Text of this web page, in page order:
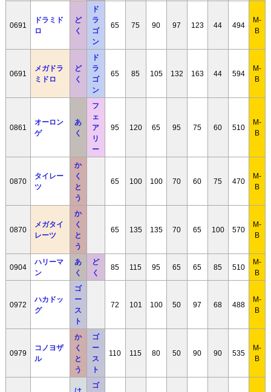
0691
ドラミド
ロ
ど
く
ド
ラ
ゴ
ン
65 75 90 97 123 44 494
M-
B
0691
メガドラ
ミドロ
ど
く
ド
ラ
ゴ
ン
65 85 105 132 163 44 594
M-
B
0861
オーロン
ゲ
あ
く
フ
ェ
ア
リ
ー
95 120 65 95 75 60 510
M-
B
0870
タイレー
ツ
か
く
と
う
65 100 100 70 60 75 470
M-
B
0870
メガタイ
レーツ
か
く
と
う
65 135 135 70 65 100 570
M-
B
0904
ハリーマ
ン
あ
く
ど
く
85 115 95 65 65 85 510
M-
B
0972
ハカドッ
グ
ゴ
ー
ス
ト
72 101 100 50 97 68 488
M-
B
0979
コノヨザ
ル
か
く
と
う
ゴ
ー
ス
ト
110 115 80 50 90 90 535
M-
B
ゴ